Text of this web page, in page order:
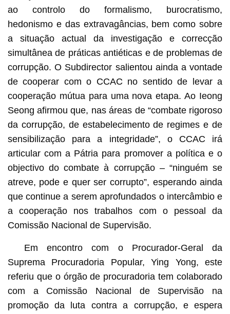
ao controlo do formalismo, burocratismo,
hedonismo e das extravagâncias, bem como sobre
a situação actual da investigação e correcção
simultânea de práticas antiéticas e de problemas de
corrupção. O Subdirector salientou ainda a vontade
de cooperar com o CCAC no sentido de levar a
cooperação mútua para uma nova etapa. Ao Ieong
Seong afirmou que, nas áreas de “combate rigoroso
da corrupção, de estabelecimento de regimes e de
sensibilização para a integridade”, o CCAC irá
articular com a Pátria para promover a política e o
objectivo do combate à corrupção – “ninguém se
atreve, pode e quer ser corrupto”, esperando ainda
que continue a serem aprofundados o intercâmbio e
a cooperação nos trabalhos com o pessoal da
Comissão Nacional de Supervisão.
Em encontro com o Procurador-Geral da
Suprema Procuradoria Popular, Ying Yong, este
referiu que o órgão de procuradoria tem colaborado
com a Comissão Nacional de Supervisão na
promoção da luta contra a corrupção, e espera